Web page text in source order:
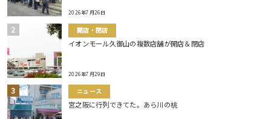
2026年7月26日
開店・閉店
イオンモール久御山の複数店舗が開店＆閉店
2026年7月29日
ニュース
宮之阪に行列できてた。あら川の桃